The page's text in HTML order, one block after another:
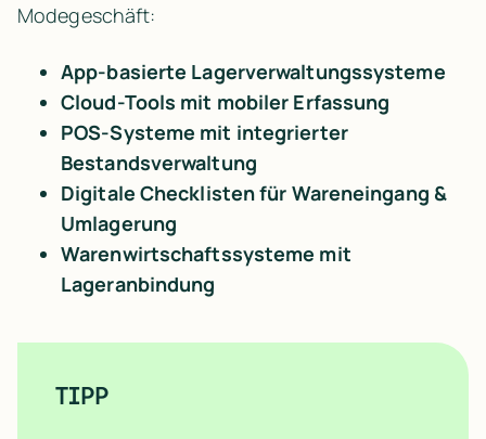
Modegeschäft:
App-basierte Lagerverwaltungssysteme
Cloud-Tools mit mobiler Erfassung
POS-Systeme mit integrierter
Bestandsverwaltung
Digitale Checklisten für Wareneingang &
Umlagerung
Warenwirtschaftssysteme mit
Lageranbindung
TIPP